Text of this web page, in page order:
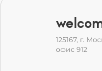
125167, г.
офис 912